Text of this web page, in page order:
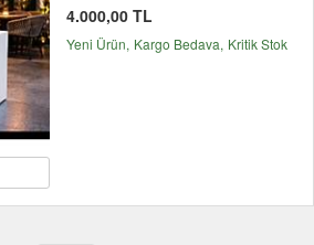
4.000,00 TL
Yeni Ürün Kargo Bedava Kritik Stok